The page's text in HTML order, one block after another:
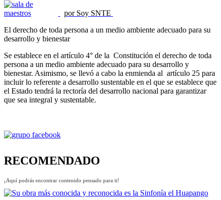
por Soy SNTE
El derecho de toda persona a un medio ambiente adecuado para su
desarrollo y bienestar
Se establece en el artículo 4° de la Constitución el derecho de toda
persona a un medio ambiente adecuado para su desarrollo y
bienestar. Asimismo, se llevó a cabo la enmienda al artículo 25 para
incluir lo referente a desarrollo sustentable en el que se establece que
el Estado tendrá la rectoría del desarrollo nacional para garantizar
que sea integral y sustentable.
RECOMENDADO
¡Aquí podrás encontrar contenido pensado para ti!